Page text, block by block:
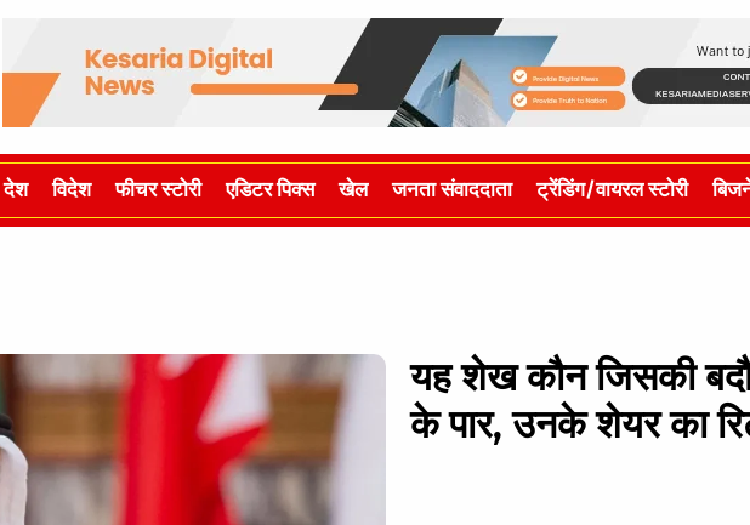
देश विदेश फीचर स्टोरी एडिटर पिक्स खेल जनता संवाददाता ट्रेंडिंग/वायरल स्टोरी
यह शेख कौन जिसकी
के पार, उनके शेयर का